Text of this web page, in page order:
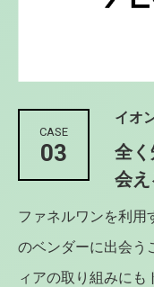
CASE
03
イオ
全
会え
ファネルワンを利用
のベンダーに出会う
ィアの取り組みにも